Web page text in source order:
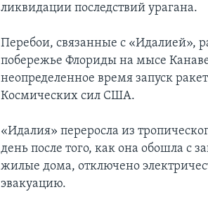
ликвидации последствий урагана.
Перебои, связанные с «Идалией»,
побережье Флориды на мысе
неопределенное время запуск
Космических сил США.
«Идалия» переросла из
день после того, как она обошла с
жилые дома, отключено
эвакуацию.